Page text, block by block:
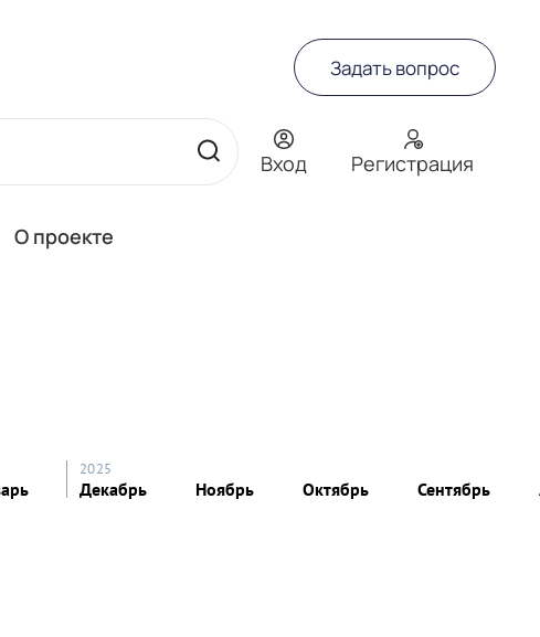
Задать вопрос
Вход Регистрация
О проекте
2025
Декабрь Ноябрь Октябрь Сентябрь